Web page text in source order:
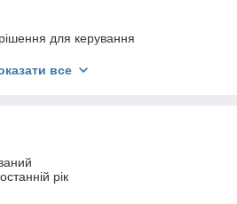
для керування
терморегулятори для теплої
опалення.
різних типів опалення.
підлоги забезпечують
все
рік